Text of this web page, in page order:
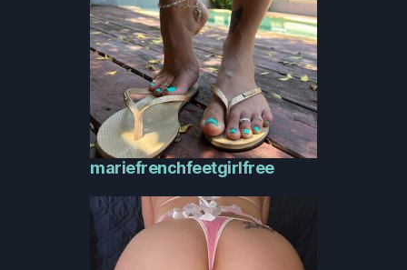
mariefrenchfeetgirlfree